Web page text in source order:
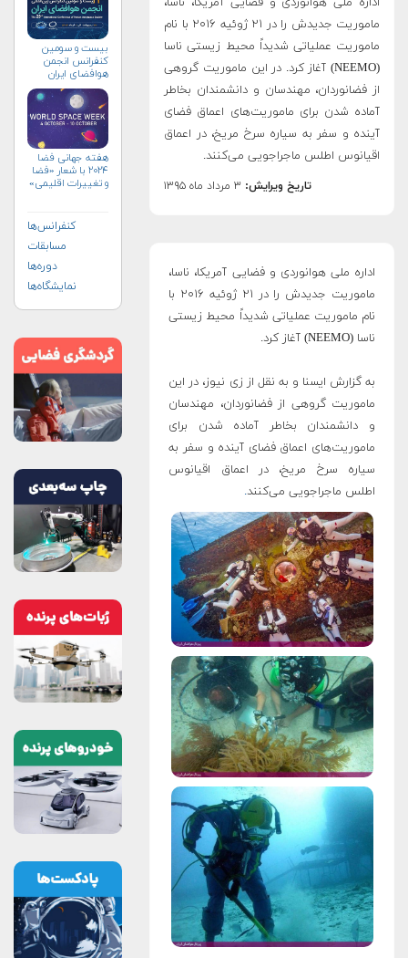
ماموریت جدیدش را در ۲۱ ژوئیه ۲۰۱۶ با نام
ماموریت عملیاتی شدیداً محیط زیستی ناسا
(NEEMO) آغاز کرد. در این ماموریت گروهی
از فضانوردان، مهندسان و دانشمندان بخاطر
آماده شدن برای ماموریت‌های اعماق فضای
آینده و سفر به سیاره سرخ مریخ، در اعماق
اقیانوس اطلس ماجراجویی می‌کنند.
تاریخ ویرایش: ۳ مرداد ماه ۱۳۹۵
اداره ملی هوانوردی و فضایی آمریکا، ناسا،
ماموریت جدیدش را در ۲۱ ژوئیه ۲۰۱۶ با
نام ماموریت عملیاتی شدیداً محیط زیستی
ناسا (NEEMO) آغاز کرد.
‌به گزارش ایسنا و به نقل از زی نیوز، در این
ماموریت گروهی از فضانوردان، مهندسان
و دانشمندان بخاطر آماده شدن برای
ماموریت‌های اعماق فضای آینده و سفر به
سیاره سرخ مریخ، در اعماق اقیانوس
اطلس ماجراجویی می‌کنند.
بیست و سومین
کنفرانس انجمن
هوافضای ايران
هفته جهانی فضا
۲۰۲۴ با شعار «فضا
و تغییرات اقلیمی»
کنفرانس‌ها
مسابقات
دوره‌ها
نمایشگاه‌ها